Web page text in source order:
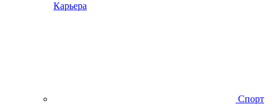
Карьера
Спорт